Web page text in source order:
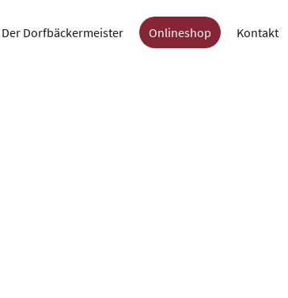
Der Dorfbäckermeister Onlineshop Kontakt